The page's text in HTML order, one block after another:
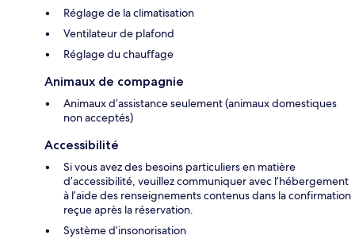
Réglage de la climatisation
Ventilateur de plafond
Réglage du chauffage
Animaux de compagnie
Animaux d’assistance seulement (animaux domestiques
non acceptés)
Accessibilité
Si vous avez des besoins particuliers en matière
d’accessibilité, veuillez communiquer avec l’hébergement
à l’aide des renseignements contenus dans la confirmation
reçue après la réservation.
Système d’insonorisation